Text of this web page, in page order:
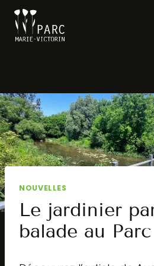
Aller
contenu
NOUVELLES
Le jardinier
balade au Parc